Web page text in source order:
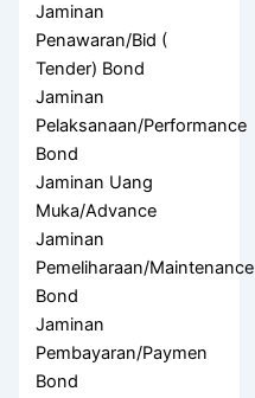
Jaminan
Penawaran/Bid (
Tender) Bond
Jaminan
Pelaksanaan/Performance
Bond
Jaminan Uang
Muka/Advance
Jaminan
Pemeliharaan/Maintenance
Bond
Jaminan
Pembayaran/Paymen
Bond